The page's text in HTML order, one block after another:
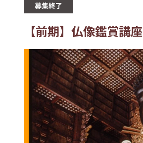
募集終了
【前期】仏像鑑賞講座